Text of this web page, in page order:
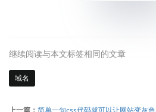
继续阅读与本文标签相同的文章
域名